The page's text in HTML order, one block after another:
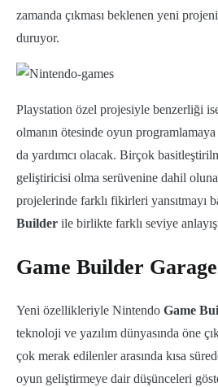
zamanda çıkması beklenen yeni
duruyor.
Playstation özel projesiyle benzerliği
olmanın ötesinde oyun programlamaya
da yardımcı olacak. Birçok
geliştiricisi olma serüvenine dahil
projelerinde farklı fikirleri yansıtmayı
Builder ile birlikte farklı seviye
Game Builder
Yeni özellikleriyle Nintendo Game
teknoloji ve yazılım dünyasında öne
çok merak edilenler arasında kısa
oyun geliştirmeye dair düşünceleri